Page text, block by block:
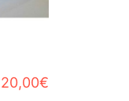
20,00€